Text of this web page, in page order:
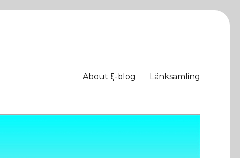
About ξ-blog Länksamling